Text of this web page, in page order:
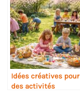
Idées créatives pour
des activités